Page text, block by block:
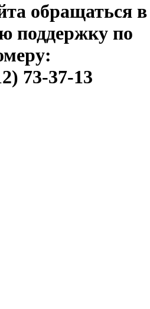
обращаться в
поддержку по
73-37-13